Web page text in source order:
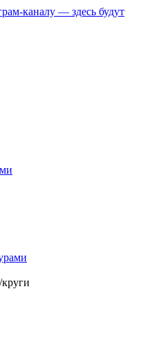
каналу — здесь будут